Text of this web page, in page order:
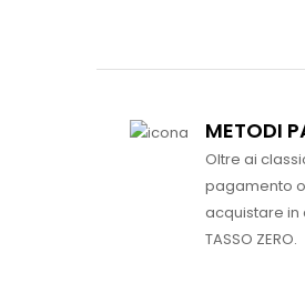
METODI
Oltre ai
pagamento
acquistare
TASSO ZERO.